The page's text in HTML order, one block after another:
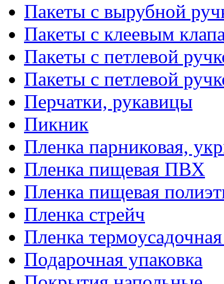
Пакеты с вырубной
Пакеты с клеевым
Пакеты с петлевой
Пакеты с петлевой
Перчатки, рукавицы
Пикник
Пленка парниковая,
Пленка пищевая ПВХ
Пленка пищевая
Пленка стрейч
Пленка
Подарочная упаковка